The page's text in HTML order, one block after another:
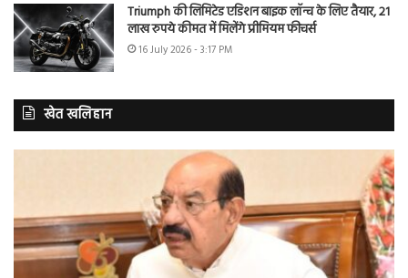
Triumph की लिमिटेड एडिशन बाइक लॉन्च के लिए तैयार, 21
लाख रुपये कीमत में मिलेंगे प्रीमियम फीचर्स
16 July 2026 - 3:17 PM
खेत खलिहान